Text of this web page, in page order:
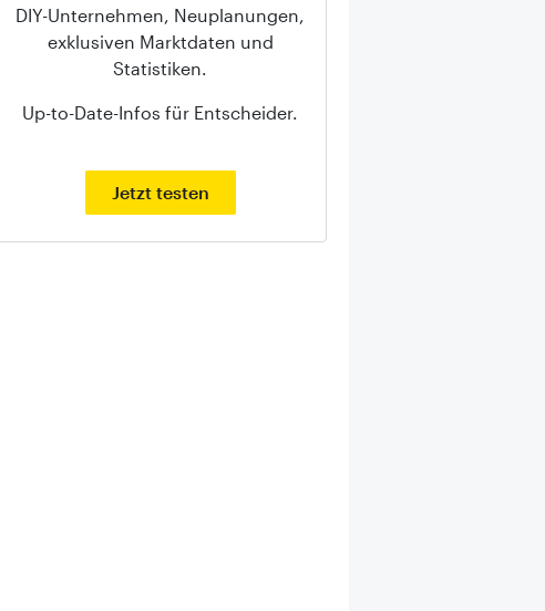
DIY-Unternehmen, Neuplanungen,
exklusiven Marktdaten und
Statistiken.
Up-to-Date-Infos für Entscheider.
Jetzt testen